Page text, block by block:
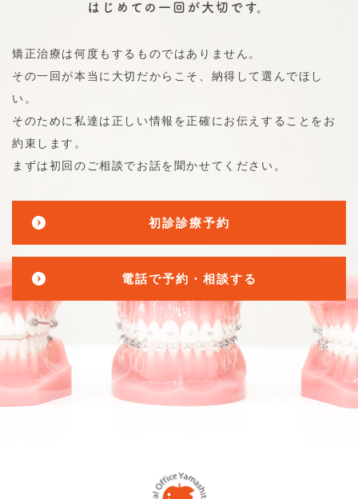
はじめての一回が大切です。
矯正治療は何度もするものではありません。
その一回が本当に大切だからこそ、納得して選んでほし
い。
そのために私達は正しい情報を正確にお伝えすることをお
約束します。
まずは初回のご相談でお話を聞かせてください。
初診診療予約
電話で予約・相談する